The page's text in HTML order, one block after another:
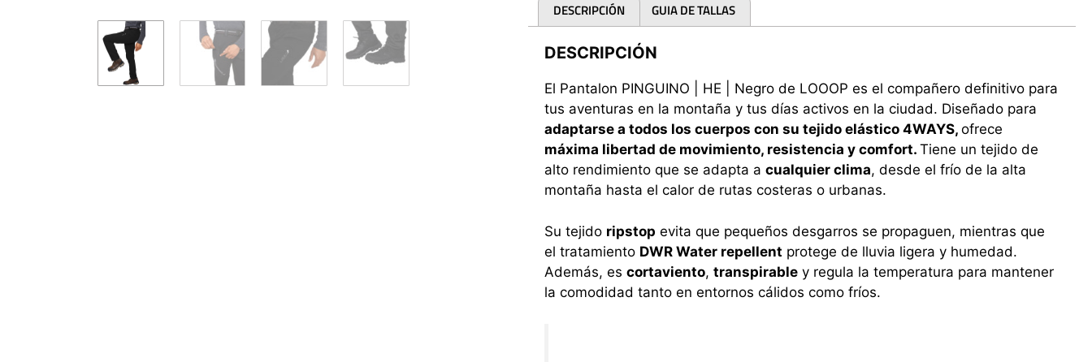
DESCRIPCIÓN GUIA DE TALLAS
DESCRIPCIÓN
El Pantalon PINGUINO | HE | Negro de LOOOP es el compañero definitivo para
tus aventuras en la montaña y tus días activos en la ciudad. Diseñado para
adaptarse a todos los cuerpos con su tejido elástico 4WAYS, ofrece
máxima libertad de movimiento, resistencia y comfort. Tiene un tejido de
alto rendimiento que se adapta a cualquier clima, desde el frío de la alta
montaña hasta el calor de rutas costeras o urbanas.
Su tejido ripstop evita que pequeños desgarros se propaguen, mientras que
el tratamiento DWR Water repellent protege de lluvia ligera y humedad.
Además, es cortaviento, transpirabley regula la temperatura para mantener
la comodidad tanto en entornos cálidos como fríos.